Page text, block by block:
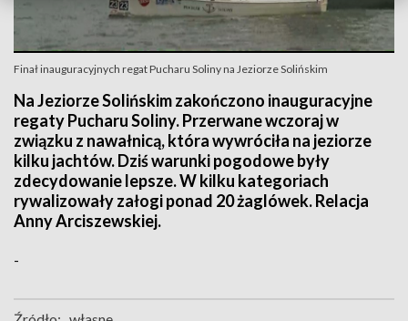
Finał inauguracyjnych regat Pucharu Soliny na Jeziorze Solińskim
Na Jeziorze Solińskim zakończono inauguracyjne
regaty Pucharu Soliny. Przerwane wczoraj w
związku z nawałnicą, która wywróciła na jeziorze
kilku jachtów. Dziś warunki pogodowe były
zdecydowanie lepsze. W kilku kategoriach
rywalizowały załogi ponad 20 żaglówek. Relacja
Anny Arciszewskiej.
-